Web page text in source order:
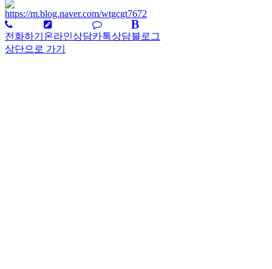
전화하기 온라인상담카톡상담블로그
상단으로 가기